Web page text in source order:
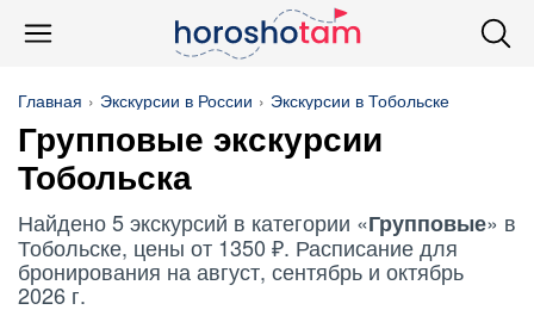
Главная Экскурсии в России Экскурсии в Тобольске
Групповые экскурсии
Тобольска
Найдено 5 экскурсий в категории «Групповые» в
Тобольске, цены от 1350 ₽. Расписание для
бронирования на август, сентябрь и октябрь
2026 г.